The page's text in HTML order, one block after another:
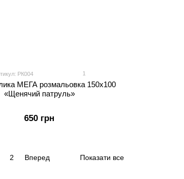
РК004 1
МЕГА розмальовка 150х100
«Щенячий патруль»
650 грн
2 Вперед Показати все